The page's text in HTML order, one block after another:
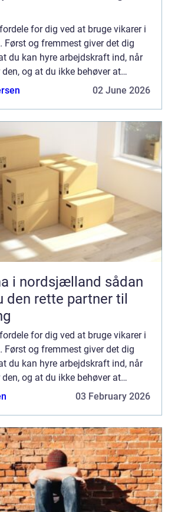
for dig ved at bruge vikarer i
Først og fremmest giver det dig
du kan hyre arbejdskraft ind, når
og at du ikke behøver at
når der ikke længere er lige så
02 June 2026
nordsjælland sådan
rette partner til
for dig ved at bruge vikarer i
Først og fremmest giver det dig
du kan hyre arbejdskraft ind, når
og at du ikke behøver at
når der ikke længere er lige så
03 February 2026